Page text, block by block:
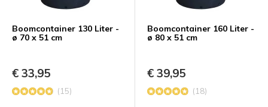
Boomcontainer 130 Liter -
ø 70 x 51 cm
€ 33,95
(15)
Boomcontainer 160 Liter -
ø 80 x 51 cm
€ 39,95
(18)